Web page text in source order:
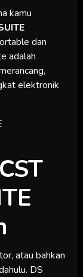
kamu
dan
adalah
elektronik
atau bahkan
DS